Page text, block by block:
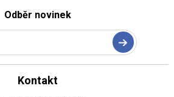
Odběr novinek
Kontakt